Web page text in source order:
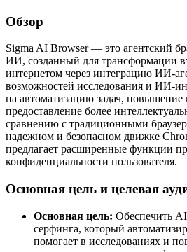
Обзор
Sigma AI Browser — это агентский
ИИ, созданный для трансформации
интернетом через интеграцию ИИ-
возможностей исследования и ИИ-
на автоматизацию задач, повышение
предоставление более
сравнению с традиционными
надежном и безопасном движке
предлагает расширенные функции
конфиденциальности пользователя.
Основная цель и целевая
Основная цель: Обеспечить
серфинга, который
помогает в исследованиях и